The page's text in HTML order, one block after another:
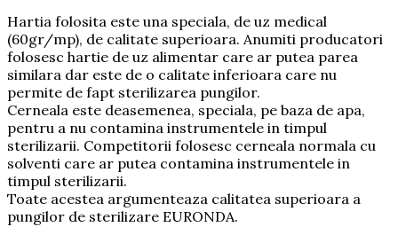
Hartia folosita este una speciala, de uz medical
(60gr/mp), de calitate superioara. Anumiti producatori
folosesc hartie de uz alimentar care ar putea parea
similara dar este de o calitate inferioara care nu
permite de fapt sterilizarea pungilor.
Cerneala este deasemenea, speciala, pe baza de apa,
pentru a nu contamina instrumentele in timpul
sterilizarii. Competitorii folosesc cerneala normala cu
solventi care ar putea contamina instrumentele in
timpul sterilizarii.
Toate acestea argumenteaza calitatea superioara a
pungilor de sterilizare EURONDA.